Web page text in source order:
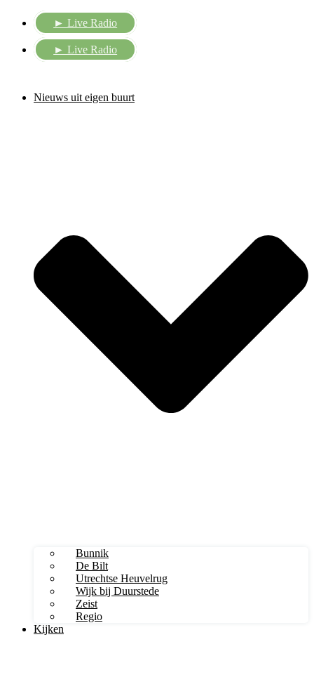
naar
inhoud
► Live Radio
► Live Radio
Nieuws uit eigen buurt
Bunnik
De Bilt
Utrechtse Heuvelrug
Wijk bij Duurstede
Zeist
Regio
Kijken